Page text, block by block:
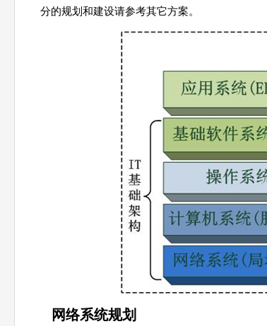
分的规划和建设请参考其它方案。
网络系统规划